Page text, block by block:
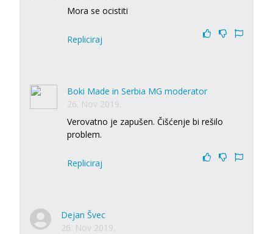
Mora se ocistiti
Repliciraj
Boki Made in Serbia MG moderator
26. Nov 2019.
Verovatno je zapušen. Čišćenje bi rešilo
problem.
Repliciraj
Dejan Švec
26. Nov 2019.